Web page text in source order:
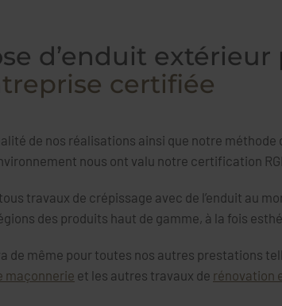
d’enduit extérieur
certifiée
de nos réalisations ainsi que notre
nous ont valu notre certification
travaux de crépissage avec de l’enduit au
des produits haut de gamme, à la fois
de même pour toutes nos autres prestations
maçonnerie et les autres travaux de rénovation